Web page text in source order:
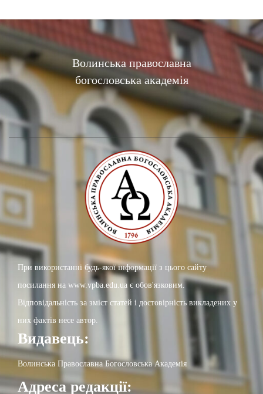
Волинська православна
богословська академія
При використанні будь-якої інформації з цього сайту
посилання на www.vpba.edu.ua є обов'язковим.
Відповідальність за зміст статей і достовірність викладених у
них фактів несе автор.
Видавець:
Волинська Православна Богословська Академія
Адреса редакції: